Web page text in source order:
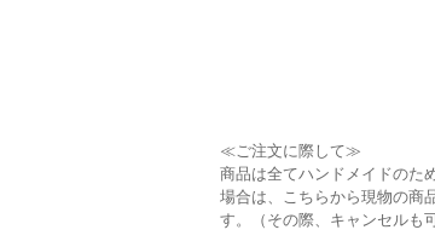
≪ご注文に際して≫
商品は全てハンドメイドのた
場合は、こちらから現物の商
す。（その際、キャンセルも